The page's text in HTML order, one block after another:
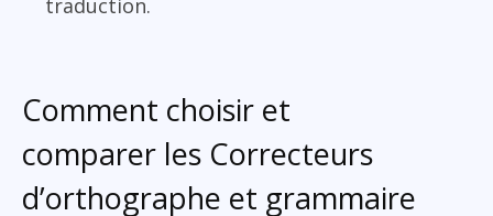
traduction.
Comment choisir et
comparer les Correcteurs
d’orthographe et grammaire